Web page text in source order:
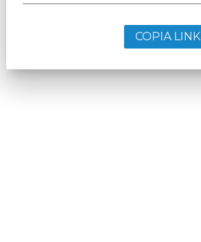
COPIA LINK